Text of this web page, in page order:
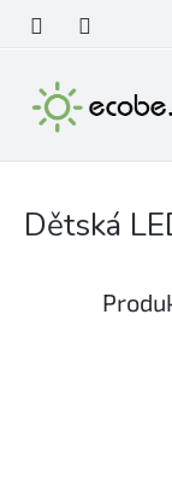
obsah
Dětská